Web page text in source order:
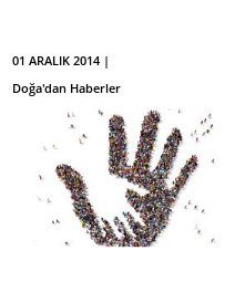
01 ARALIK 2014 |
Doğa'dan Haberler